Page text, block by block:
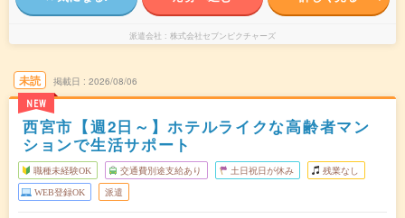
派遣会社 株式会社セブンピクチャーズ
未読
NEW
掲載日 2026/08/06
西宮市【週2日～】ホテルライクな高齢者マン
ションで生活サポート
職種未経験OK 交通費別途支給あり 土日祝日が休み 残業なし
WEB登録OK 派遣